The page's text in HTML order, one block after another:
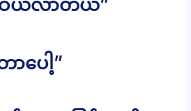
ဝယ်လာတယ်”
ာပေါ့”